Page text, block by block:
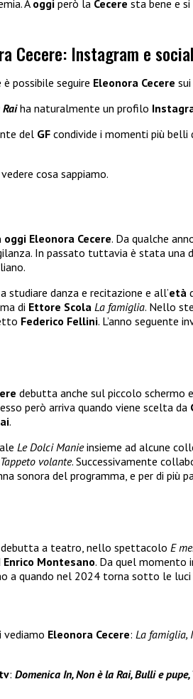
A oggi però la Cecere sta bene e
Cecere: Instagram e social
possibile seguire Eleonora Cecere sui
ha naturalmente un profilo
del GF condivide i momenti più belli
cosa sappiamo.
oggi Eleonora Cecere. Da qualche
In passato tuttavia è stata una
studiare danza e recitazione e all’età
di Ettore Scola La famiglia. Nello
Federico Fellini. L’anno seguente
debutta anche sul piccolo schermo
però arriva quando viene scelta da
.
Le Dolci Manieinsieme ad alcune
Tappeto volante. Successivamente
sonora del programma, e per di più
debutta a teatro, nello spettacolo E
Enrico Montesano. Da quel momento
a quando nel 2024 torna sotto le luci
vediamo Eleonora Cecere: La famiglia,
: Domenica In, Non è la Rai, Bulli e